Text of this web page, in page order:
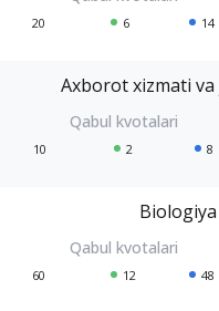
20 6 14
Axborot xizmati
10 2 8
60 12 48